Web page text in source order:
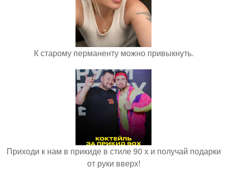
К старому перманенту можно привыкнуть.
Приходи к нам в прикиде в стиле 90 х и получай подарки
от руки вверх!